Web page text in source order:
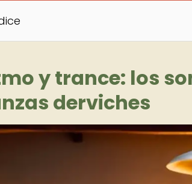
y trance: los
derviches